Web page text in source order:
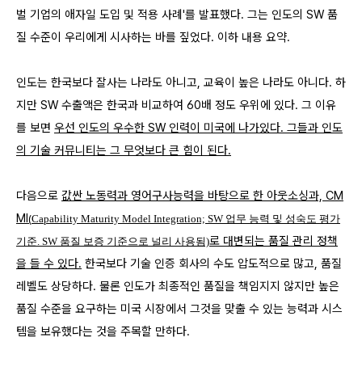
벌 기업의 애자일 도입 및 적용 사례'를 발표했다. 그는 인도의 SW 품
질 수준이 우리에게 시사하는 바를 짚었다. 이하 내용 요약.
인도는 한국보다 잘사는 나라도 아니고, 교육이 높은 나라도 아니다. 하
지만 SW 수출액은 한국과 비교하여 60배 정도 우위에 있다. 그 이유
를 보면 우선 인도의 우수한 SW 인력이 미국에 나가있다. 그들과 인도
의 기술 커뮤니티는 그 무엇보다 큰 힘이 된다.
다음으로 값싼 노동력과 영어구사능력을 바탕으로 한 아웃소싱과, CM
MI(Capability Maturity Model Integration; SW 업무 능력 및 성숙도 평가
기준. SW 품질 보증 기준으로 널리 사용됨)로 대변되는 품질 관리 정책
을 들 수 있다. 한국보다 기술 인증 회사의 수도 압도적으로 많고, 품질
레벨도 상당하다. 물론 인도가 최종적인 품질을 책임지지 않지만 높은
품질 수준을 요구하는 미국 시장에서 그것을 맞출 수 있는 능력과 시스
템을 보유했다는 것을 주목할 만하다.